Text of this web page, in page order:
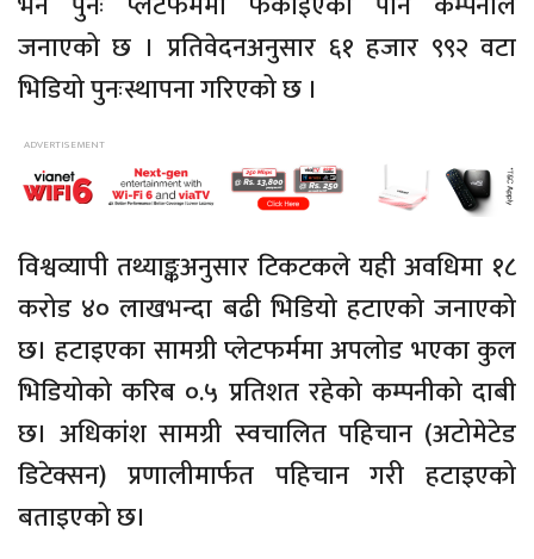
जनाएको छ । प्रतिवेदनअनुसार ६१ हजार ९९२ वटा
भिडियो पुनःस्थापना गरिएको छ ।
विश्वव्यापी तथ्याङ्कअनुसार टिकटकले यही अवधिमा १८
करोड ४० लाखभन्दा बढी भिडियो हटाएको जनाएको
छ। हटाइएका सामग्री प्लेटफर्ममा अपलोड भएका कुल
भिडियोको करिब ०.५ प्रतिशत रहेको कम्पनीको दाबी
छ। अधिकांश सामग्री स्वचालित पहिचान (अटोमेटेड
डिटेक्सन) प्रणालीमार्फत पहिचान गरी हटाइएको
बताइएको छ।